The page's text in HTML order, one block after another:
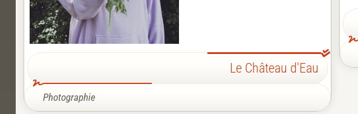
Le Château d'Eau
Photographie